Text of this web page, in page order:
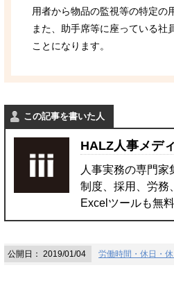
用者から物品の監視等の特定の
また、助手席等に座っている社
ことになります。
この記事を書いた人
HALZ人事メデ
人事実務の専門
制度、採用、労務
Excelツールも無
公開日： 2019/01/04 労働時間・休日・